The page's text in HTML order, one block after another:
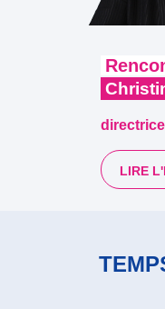
directrice
LIRE